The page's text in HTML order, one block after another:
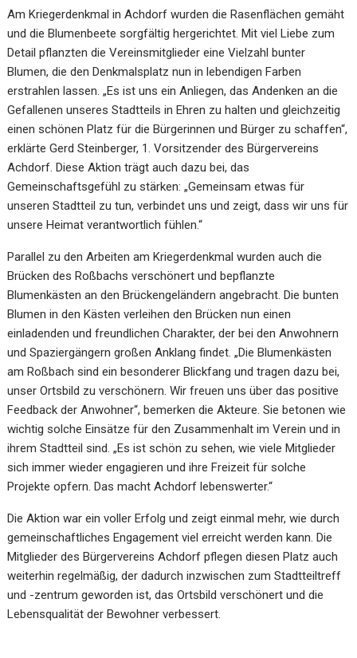
Am Kriegerdenkmal in Achdorf wurden die Rasenflächen gemäht
und die Blumenbeete sorgfältig hergerichtet. Mit viel Liebe zum
Detail pflanzten die Vereinsmitglieder eine Vielzahl bunter
Blumen, die den Denkmalsplatz nun in lebendigen Farben
erstrahlen lassen. „Es ist uns ein Anliegen, das Andenken an die
Gefallenen unseres Stadtteils in Ehren zu halten und gleichzeitig
einen schönen Platz für die Bürgerinnen und Bürger zu schaffen“,
erklärte Gerd Steinberger, 1. Vorsitzender des Bürgervereins
Achdorf. Diese Aktion trägt auch dazu bei, das
Gemeinschaftsgefühl zu stärken: „Gemeinsam etwas für
unseren Stadtteil zu tun, verbindet uns und zeigt, dass wir uns für
unsere Heimat verantwortlich fühlen.“
Parallel zu den Arbeiten am Kriegerdenkmal wurden auch die
Brücken des Roßbachs verschönert und bepflanzte
Blumenkästen an den Brückengeländern angebracht. Die bunten
Blumen in den Kästen verleihen den Brücken nun einen
einladenden und freundlichen Charakter, der bei den Anwohnern
und Spaziergängern großen Anklang findet. „Die Blumenkästen
am Roßbach sind ein besonderer Blickfang und tragen dazu bei,
unser Ortsbild zu verschönern. Wir freuen uns über das positive
Feedback der Anwohner“, bemerken die Akteure. Sie betonen wie
wichtig solche Einsätze für den Zusammenhalt im Verein und in
ihrem Stadtteil sind. „Es ist schön zu sehen, wie viele Mitglieder
sich immer wieder engagieren und ihre Freizeit für solche
Projekte opfern. Das macht Achdorf lebenswerter.“
Die Aktion war ein voller Erfolg und zeigt einmal mehr, wie durch
gemeinschaftliches Engagement viel erreicht werden kann. Die
Mitglieder des Bürgervereins Achdorf pflegen diesen Platz auch
weiterhin regelmäßig, der dadurch inzwischen zum Stadtteiltreff
und -zentrum geworden ist, das Ortsbild verschönert und die
Lebensqualität der Bewohner verbessert.